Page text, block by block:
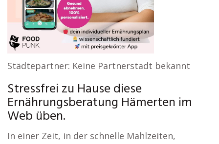
Städtepartner: Keine Partnerstadt bekannt
Stressfrei zu Hause diese
Ernährungsberatung Hämerten im
Web üben.
In einer Zeit, in der schnelle Mahlzeiten,